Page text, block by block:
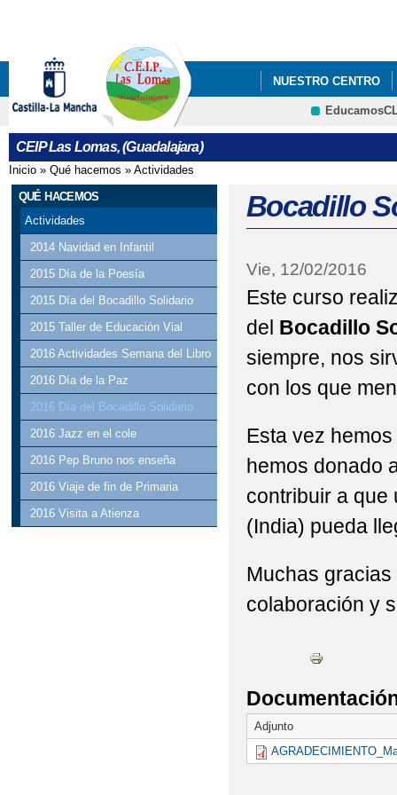
NUESTRO CENTRO
QUÉ HACEMOS
CEIP Las Lomas, (Guadalajara)
Se encuentra usted aquí
Inicio » Qué hacemos » Actividades
QUÉ HACEMOS
Actividades
2014 Navidad en Infantil
2015 Día de la Poesía
2015 Día del Bocadillo Solidario
2015 Taller de Educación Vial
2016 Actividades Semana del Libro
2016 Día de la Paz
2016 Día del Bocadillo Solidario
2016 Jazz en el cole
2016 Pep Bruno nos enseña
2016 Viaje de fin de Primaria
2016 Visita a Atienza
Bocadillo
Vie, 12/02/2016
Este curso
del Bocadillo
siempre, nos
con los que
Esta vez
hemos donado
contribuir a que
(India) pueda
Muchas
colaboración y
Adjunto